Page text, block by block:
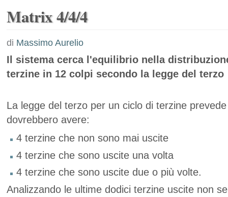
Matrix 4/4/4
di Massimo Aurelio
Il sistema cerca l'equilibrio nella
terzine in 12 colpi secondo la legge del terzo
La legge del terzo per un ciclo di terzine
dovrebbero avere:
4 terzine che non sono mai uscite
4 terzine che sono uscite una volta
4 terzine che sono uscite due o più volte.
Analizzando le ultime dodici terzine uscite non